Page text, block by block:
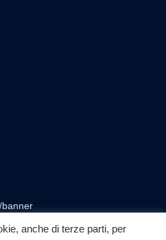
banner
anche di terze parti, per